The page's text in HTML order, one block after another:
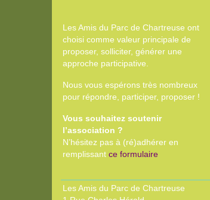
Les Amis du Parc de Chartreuse ont
choisi comme valeur principale de
proposer, solliciter, générer une
approche participative.
Nous vous espérons très nombreux
pour répondre, participer, proposer !
Vous souhaitez soutenir
l’association ?
N’hésitez pas à (ré)adhérer en
remplissant ce formulaire
Les Amis du Parc de Chartreuse